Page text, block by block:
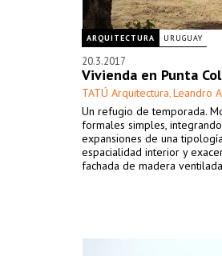
ARQUITECTURA URUGUAY
20.3.2017
Vivienda en Punta
TATÚ Arquitectura, Leandro
Un refugio de temporada.
formales simples,
expansiones de una
espacialidad interior y
fachada de madera